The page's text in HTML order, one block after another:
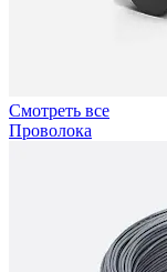
Смотреть все
Проволока